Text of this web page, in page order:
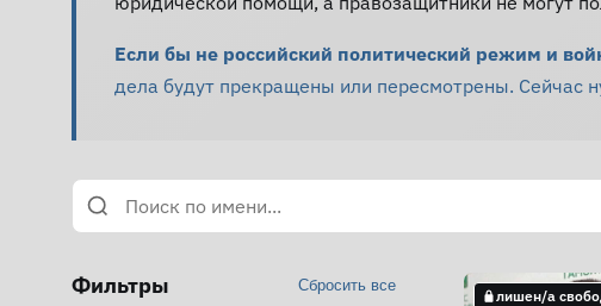
Если бы не российский политический режим и
дела будут прекращены или пересмотрены. Сейчас
Фильтры Сбросить все
лишен/а